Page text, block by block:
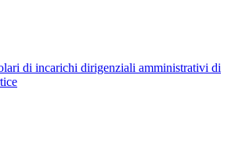
di incarichi dirigenziali amministrativi di